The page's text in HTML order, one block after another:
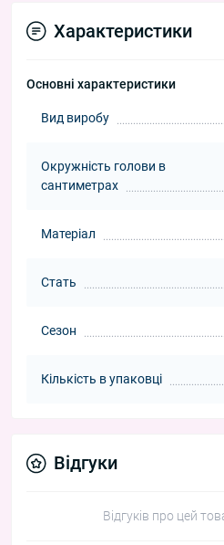
Характеристики
Основні характеристики
Вид виробу
Окружність голови в
сантиметрах
Матеріал
Стать
Сезон
Кількість в упаковці
Відгуки
Відгуків про цей